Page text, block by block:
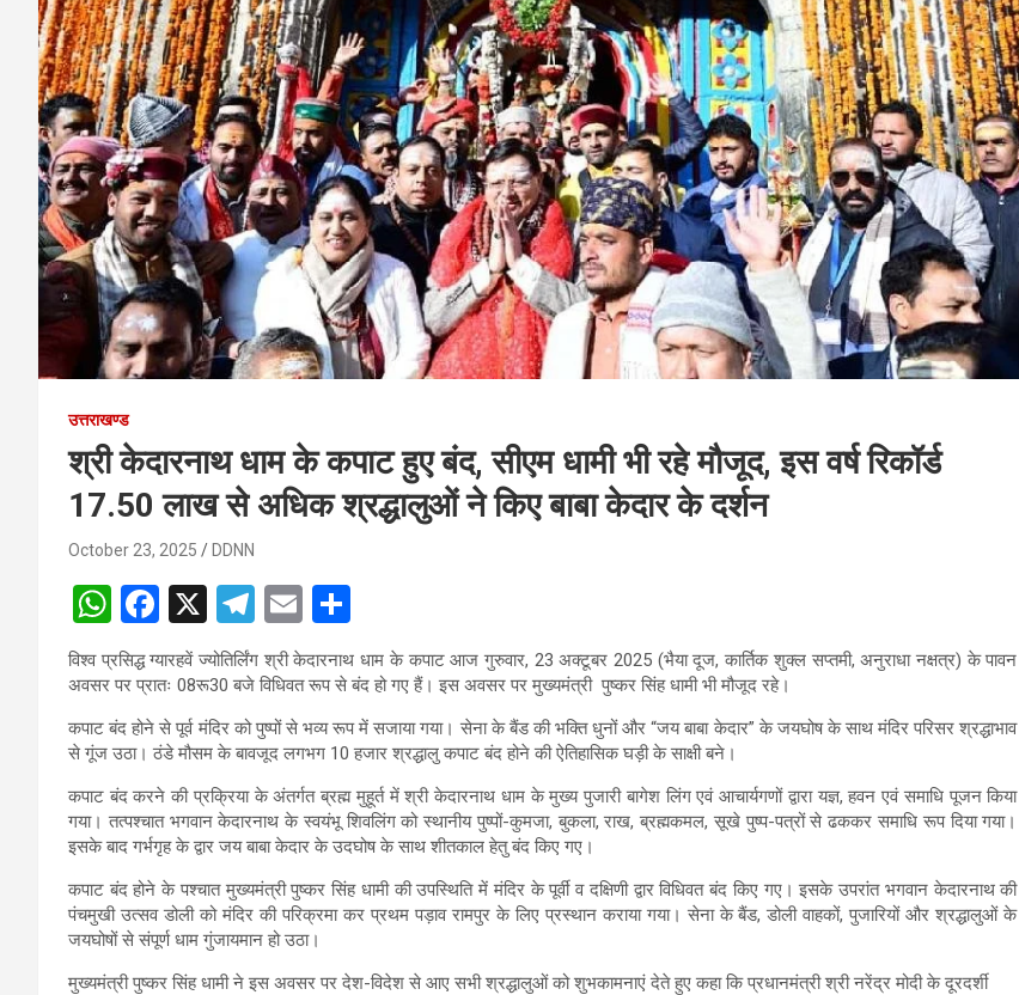
उत्तराखण्ड
श्री केदारनाथ धाम के कपाट हुए बंद, सीएम धामी भी रहे मौजूद, इस वर्ष रिकॉर्ड
17.50 लाख से अधिक श्रद्धालुओं ने किए बाबा केदार के दर्शन
October 23, 2025 DDNN
W
h
at
s
A
p
p
F
ce
b
o
o
k
X
T
el
e
gr
a
m
E
ail ar
e
विश्व प्रसिद्ध ग्यारहवें ज्योतिर्लिंग श्री केदारनाथ धाम के कपाट आज गुरुवार, 23 अक्टूबर 2025 (भैया दूज, कार्तिक शुक्ल सप्तमी, अनुराधा नक्षत्र) के पावन
अवसर पर प्रातः 08रू30 बजे विधिवत रूप से बंद हो गए हैं। इस अवसर पर मुख्यमंत्री पुष्कर सिंह धामी भी मौजूद रहे।
कपाट बंद होने से पूर्व मंदिर को पुष्पों से भव्य रूप में सजाया गया। सेना के बैंड की भक्ति धुनों और “जय बाबा केदार” के जयघोष के साथ मंदिर परिसर श्रद्धाभाव
से गूंज उठा। ठंडे मौसम के बावजूद लगभग 10 हजार श्रद्धालु कपाट बंद होने की ऐतिहासिक घड़ी के साक्षी बने।
कपाट बंद करने की प्रक्रिया के अंतर्गत ब्रह्म मुहूर्त में श्री केदारनाथ धाम के मुख्य पुजारी बागेश लिंग एवं आचार्यगणों द्वारा यज्ञ, हवन एवं समाधि पूजन किया
गया। तत्पश्चात भगवान केदारनाथ के स्वयंभू शिवलिंग को स्थानीय पुष्पों-कुमजा, बुकला, राख, ब्रह्मकमल, सूखे पुष्प-पत्रों से ढककर समाधि रूप दिया गया।
इसके बाद गर्भगृह के द्वार जय बाबा केदार के उदघोष के साथ शीतकाल हेतु बंद किए गए।
कपाट बंद होने के पश्चात मुख्यमंत्री पुष्कर सिंह धामी की उपस्थिति में मंदिर के पूर्वी व दक्षिणी द्वार विधिवत बंद किए गए। इसके उपरांत भगवान केदारनाथ की
पंचमुखी उत्सव डोली को मंदिर की परिक्रमा कर प्रथम पड़ाव रामपुर के लिए प्रस्थान कराया गया। सेना के बैंड, डोली वाहकों, पुजारियों और श्रद्धालुओं के
जयघोषों से संपूर्ण धाम गुंजायमान हो उठा।
मुख्यमंत्री पुष्कर सिंह धामी ने इस अवसर पर देश-विदेश से आए सभी श्रद्धालुओं को शुभकामनाएं देते हुए कहा कि प्रधानमंत्री श्री नरेंद्र मोदी के दूरदर्शी